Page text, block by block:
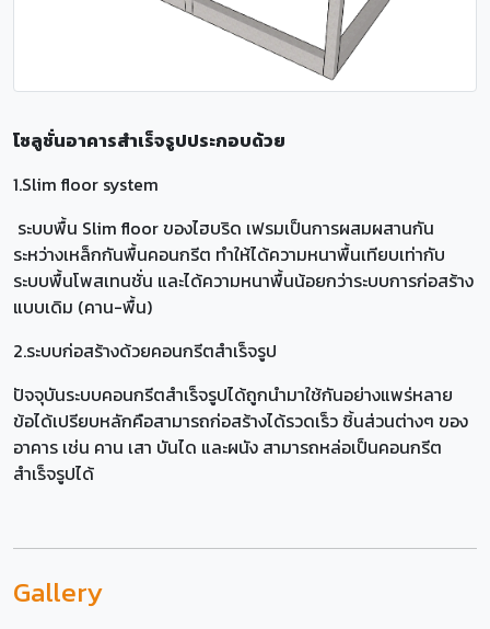
โซลูชั่นอาคารสำเร็จรูปประกอบด้วย
1.Slim floor system
ระบบพื้น Slim floor ของไฮบริด เฟรมเป็นการผสมผสานกัน
ระหว่างเหล็กกันพื้นคอนกรีต ทำให้ได้ความหนาพื้นเทียบเท่ากับ
ระบบพื้นโพสเทนชั่น และได้ความหนาพื้นน้อยกว่าระบบการก่อสร้าง
แบบเดิม (คาน-พื้น)
2.ระบบก่อสร้างด้วยคอนกรีตสำเร็จรูป
ปัจจุบันระบบคอนกรีตสำเร็จรูปได้ถูกนำมาใช้กันอย่างแพร่หลาย
ข้อได้เปรียบหลักคือสามารถก่อสร้างได้รวดเร็ว ชิ้นส่วนต่างๆ ของ
อาคาร เช่น คาน เสา บันได และผนัง สามารถหล่อเป็นคอนกรีต
สำเร็จรูปได้
Gallery